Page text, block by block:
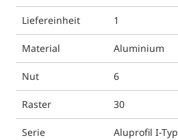
Liefereinheit 1
Material Aluminium
Nut 6
Raster 30
Serie Aluprofil I-Typ